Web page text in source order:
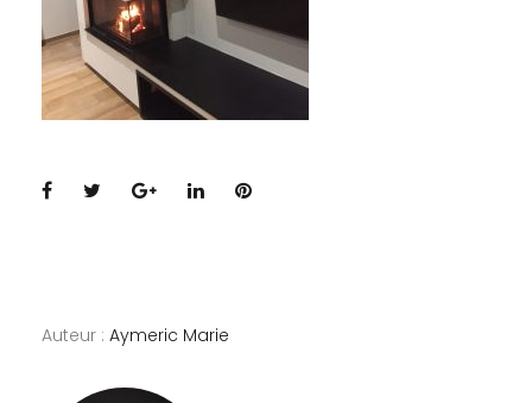
Facebook
TwitterGoogle+
LinkedInPinterest
Auteur : Aymeric Marie